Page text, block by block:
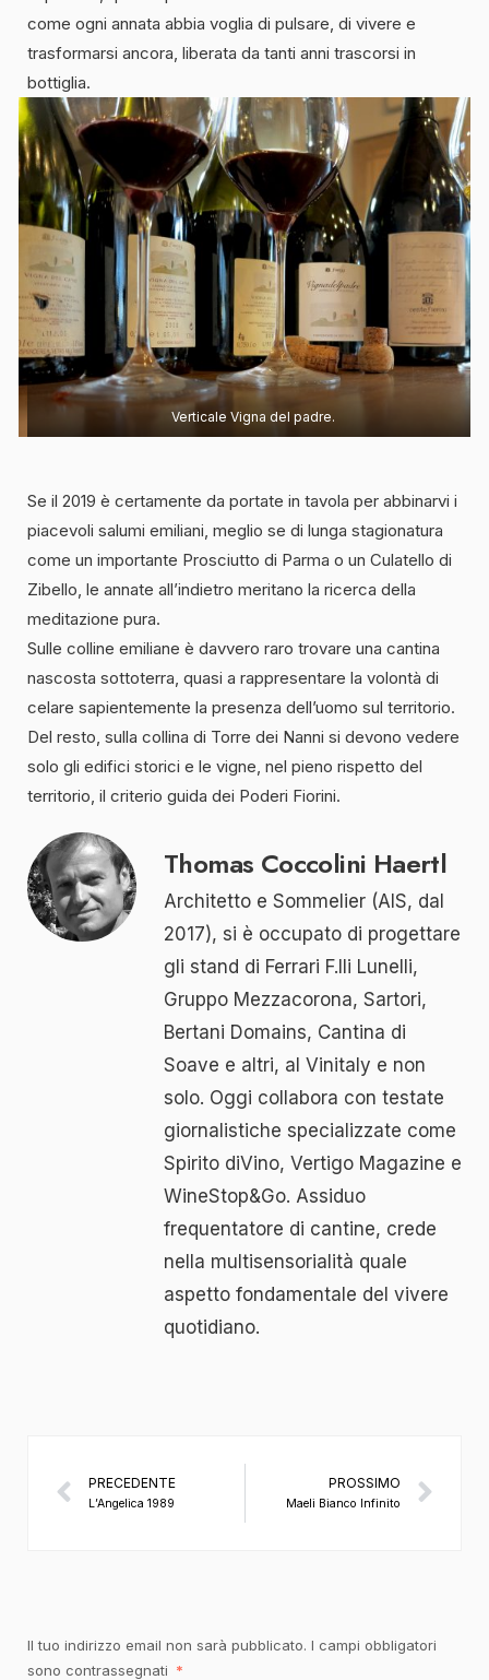
come ogni annata abbia voglia di pulsare, di vivere e
trasformarsi ancora, liberata da tanti anni trascorsi in
bottiglia.
Verticale Vigna del padre.
Se il 2019 è certamente da portate in tavola per abbinarvi i
piacevoli salumi emiliani, meglio se di lunga stagionatura
come un importante Prosciutto di Parma o un Culatello di
Zibello, le annate all’indietro meritano la ricerca della
meditazione pura.
Sulle colline emiliane è davvero raro trovare una cantina
nascosta sottoterra, quasi a rappresentare la volontà di
celare sapientemente la presenza dell’uomo sul territorio.
Del resto, sulla collina di Torre dei Nanni si devono vedere
solo gli edifici storici e le vigne, nel pieno rispetto del
territorio, il criterio guida dei Poderi Fiorini.
Thomas Coccolini Haertl
Architetto e Sommelier (AIS, dal
2017), si è occupato di progettare
gli stand di Ferrari F.lli Lunelli,
Gruppo Mezzacorona, Sartori,
Bertani Domains, Cantina di
Soave e altri, al Vinitaly e non
solo. Oggi collabora con testate
giornalistiche specializzate come
Spirito diVino, Vertigo Magazine e
WineStop&Go. Assiduo
frequentatore di cantine, crede
nella multisensorialità quale
aspetto fondamentale del vivere
quotidiano.
PRECEDENTE
L’Angelica 1989
PROSSIMO
Maeli Bianco Infinito
Il tuo indirizzo email non sarà pubblicato. I campi obbligatori
sono contrassegnati *